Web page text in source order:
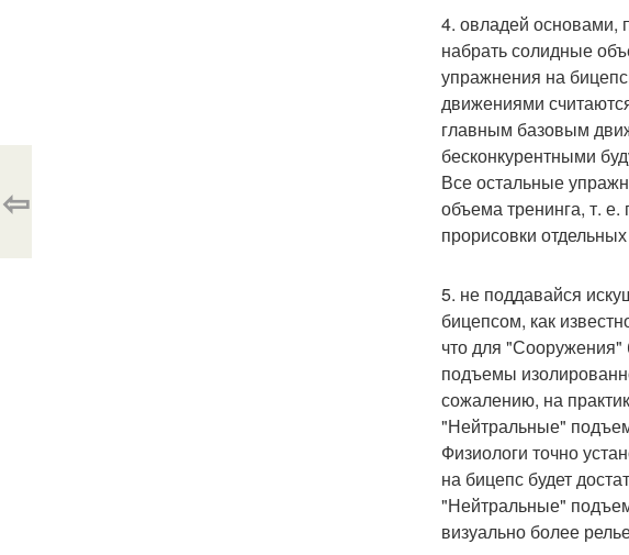
4. овладей основами,
набрать солидные
упражнения на
движениями
главным базовым
бесконкурентными
Все остальные
объема тренинга, т.
прорисовки
5. не поддавайся
бицепсом, как
что для
подъемы
сожалению, на
"Нейтральные"
Физиологи точно
на бицепс будет
"Нейтральные"
визуально более
⇦